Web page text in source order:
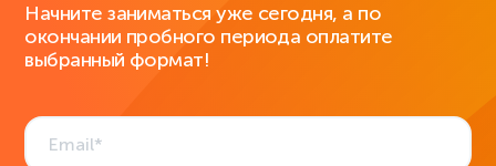
Начните заниматься уже сегодня, а по
окончании пробного периода оплатите
выбранный формат!